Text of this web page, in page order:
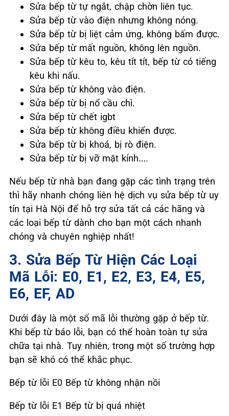
Sửa bếp từ tự ngắt, chập chờn liên tục.
Sửa bếp từ vào điện nhưng không nóng.
Sửa bếp từ bị liệt cảm ứng, không bấm được.
Sửa bếp từ mất nguồn, không lên nguồn.
Sửa bếp từ kêu to, kêu tít tít, bếp từ có tiếng
kêu khi nấu.
Sửa bếp từ không vào điện.
Sửa bếp từ bị nổ cầu chì.
Sửa bếp từ chết igbt
Sửa bếp từ không điều khiển được.
Sửa bếp từ bị khoá, bị rò điện.
Sửa bếp từ bị vỡ mặt kính….
Nếu bếp từ nhà bạn đang gặp các tình trạng trên
thì hãy nhanh chóng liên hệ dịch vụ sửa bếp từ uy
tín tại Hà Nội để hỗ trợ sửa tất cả các hãng và
các loại bếp từ dành cho bạn một cách nhanh
chóng và chuyên nghiệp nhất!
3. Sửa Bếp Từ Hiện Các Loại
Mã Lỗi: E0, E1, E2, E3, E4, E5,
E6, EF, AD
Dưới đây là một số mã lỗi thường gặp ở bếp từ.
Khi bếp từ báo lỗi, bạn có thể hoàn toàn tự sửa
chữa tại nhà. Tuy nhiên, trong một số trường hợp
bạn sẽ khó có thể khắc phục.
Bếp từ lỗi E0 Bếp từ không nhận nồi
Bếp từ lỗi E1 Bếp từ bị quá nhiệt